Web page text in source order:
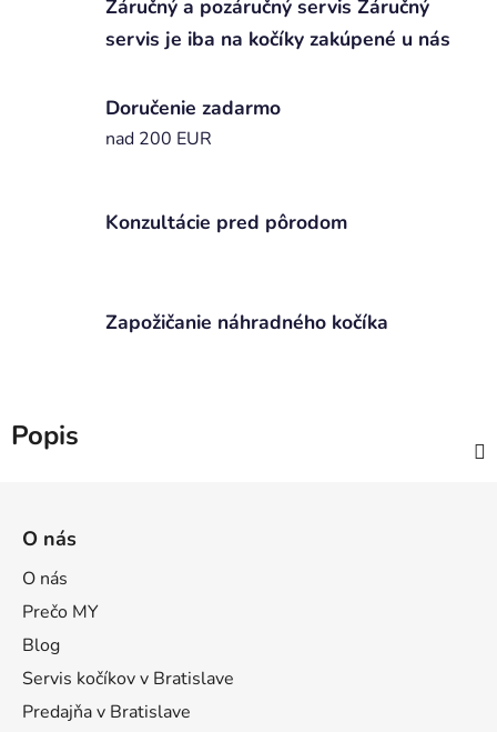
Záručný a pozáručný servis Záručný
servis je iba na kočíky zakúpené u nás
Doručenie zadarmo
nad 200 EUR
Konzultácie pred pôrodom
Zapožičanie náhradného kočíka
Popis
O nás
O nás
Prečo MY
Blog
Servis kočíkov v Bratislave
Predajňa v Bratislave